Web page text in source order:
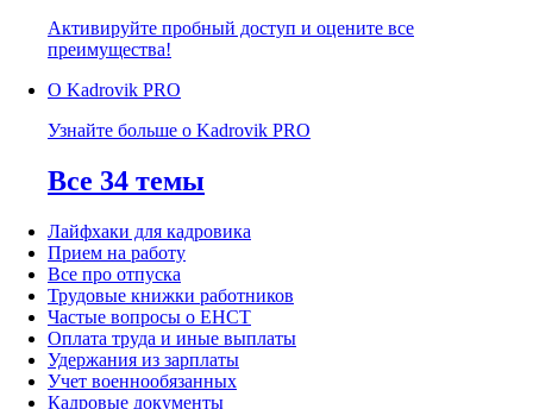
Активируйте пробный доступ и оцените все
преимущества!
О Kadrovik PRO
Узнайте больше о Kadrovik PRO
Все 34 темы
Лайфхаки для кадровика
Прием на работу
Все про отпуска
Трудовые книжки работников
Частые вопросы о ЕНСТ
Оплата труда и иные выплаты
Удержания из зарплаты
Учет военнообязанных
Кадровые документы